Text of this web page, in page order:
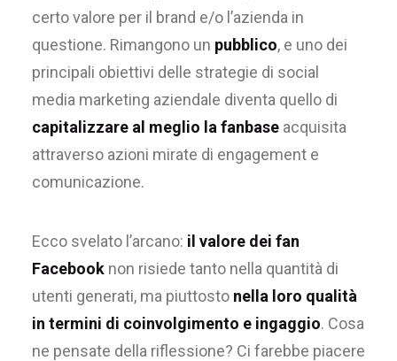
certo valore per il brand e/o l’azienda in
questione. Rimangono un pubblico, e uno dei
principali obiettivi delle strategie di social
media marketing aziendale diventa quello di
capitalizzare al meglio la fanbase acquisita
attraverso azioni mirate di engagement e
comunicazione.
Ecco svelato l’arcano: il valore dei fan
Facebook non risiede tanto nella quantità di
utenti generati, ma piuttosto nella loro qualità
in termini di coinvolgimento e ingaggio. Cosa
ne pensate della riflessione? Ci farebbe piacere